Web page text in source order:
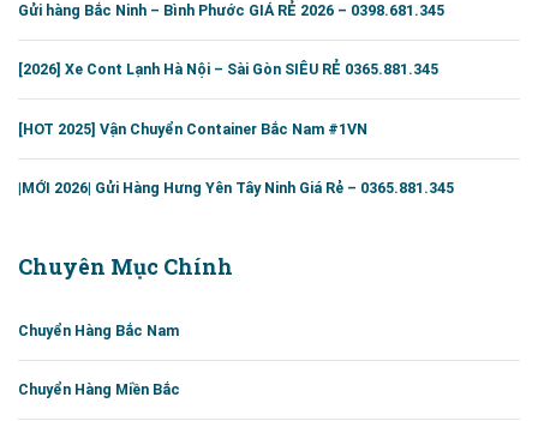
Gửi hàng Bắc Ninh – Bình Phước GIÁ RẺ 2026 – 0398.681.345
[2026] Xe Cont Lạnh Hà Nội – Sài Gòn SIÊU RẺ 0365.881.345
[HOT 2025] Vận Chuyển Container Bắc Nam #1VN
|MỚI 2026| Gửi Hàng Hưng Yên Tây Ninh Giá Rẻ – 0365.881.345
Chuyên Mục Chính
Chuyển Hàng Bắc Nam
Chuyển Hàng Miền Bắc